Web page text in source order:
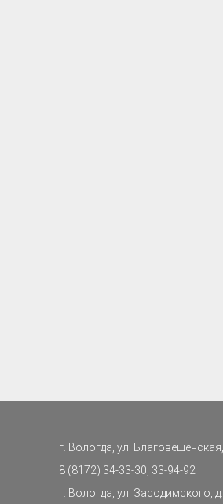
г. Вологда, ул.
8 (8172) 34-33-30, 33-94-92
г. Вологда, ул. Засодимского,